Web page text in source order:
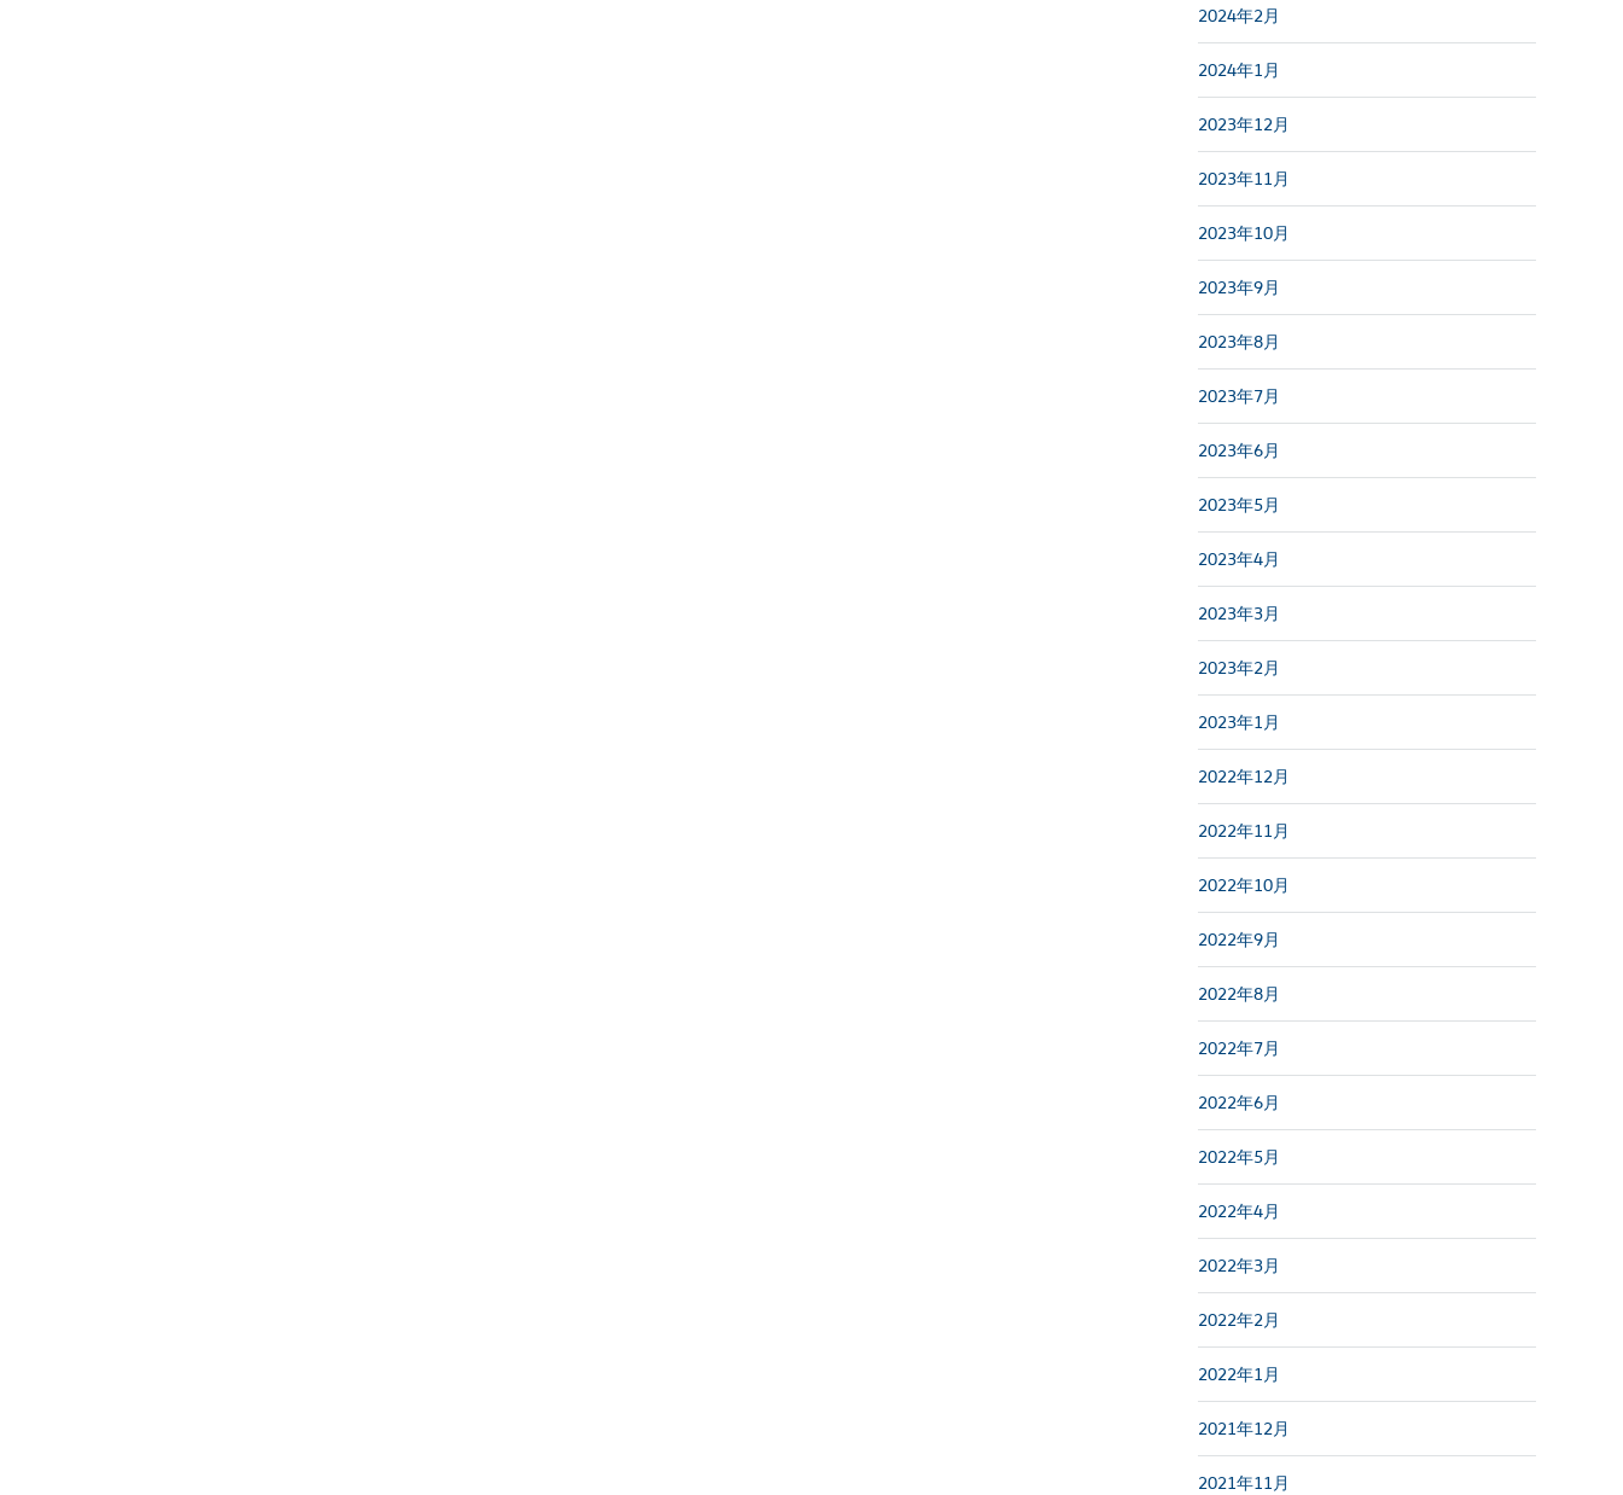
2024年2月
2024年1月
2023年12月
2023年11月
2023年10月
2023年9月
2023年8月
2023年7月
2023年6月
2023年5月
2023年4月
2023年3月
2023年2月
2023年1月
2022年12月
2022年11月
2022年10月
2022年9月
2022年8月
2022年7月
2022年6月
2022年5月
2022年4月
2022年3月
2022年2月
2022年1月
2021年12月
2021年11月